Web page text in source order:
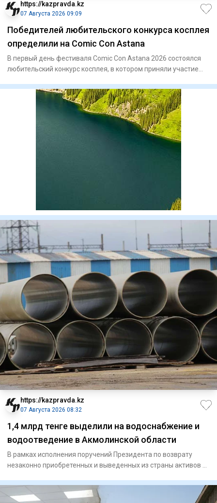
https://kazpravda.kz
07 Августа 2026 09:09
Победителей любительского конкурса косплея
определили на Comic Con Astana
В первый день фестиваля Comic Con Astana 2026 состоялся
любительский конкурс косплея, в котором приняли участие
https://kazpravda.kz
07 Августа 2026 08:32
1,4 млрд тенге выделили на водоснабжение и
водоотведение в Акмолинской области
В рамках исполнения поручений Президента по возврату
незаконно приобретенных и выведенных из страны активов и